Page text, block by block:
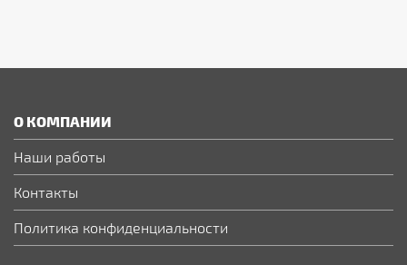
О КОМПАНИИ
Наши работы
Контакты
Политика конфиденциальности